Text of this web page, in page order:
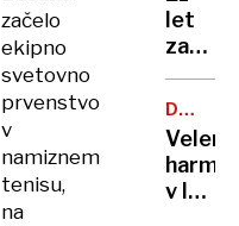
začelo
ekipno
svetovno
prvenstvo
v
namiznem
tenisu,
na
let
Bančni
s
pasom
zadavil
ženo
v lov